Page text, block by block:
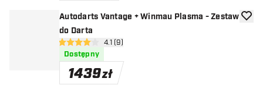
Autodarts Vantage + Winmau Plasma - Zestaw
do Darta
otwórz panel recenzji
4.1 gwiazdki oceny
4.1 (9)
Dostępny
1439zł